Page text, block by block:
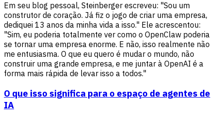
Em seu blog pessoal, Steinberger escreveu: "Sou um
construtor de coração. Já fiz o jogo de criar uma empresa,
dediquei 13 anos da minha vida a isso." Ele acrescentou:
"Sim, eu poderia totalmente ver como o OpenClaw poderia
se tornar uma empresa enorme. E não, isso realmente não
me entusiasma. O que eu quero é mudar o mundo, não
construir uma grande empresa, e me juntar à OpenAI é a
forma mais rápida de levar isso a todos."
O que isso significa para o espaço de agentes de
IA